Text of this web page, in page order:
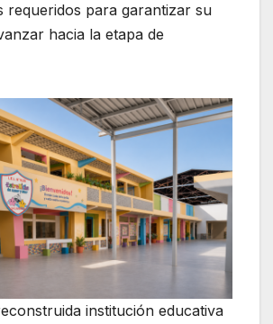
requeridos para garantizar su
hacia la etapa de
institución educativa